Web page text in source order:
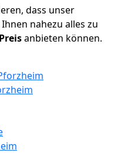
dass unser
nahezu alles zu
Preisanbieten können.